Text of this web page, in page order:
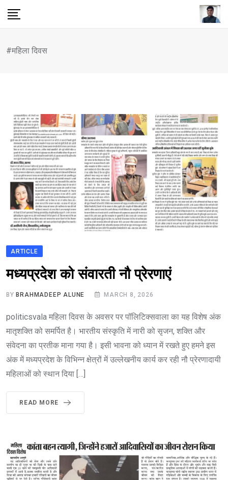
#महिला दिवस
ARTICLE
मध्यप्रदेश को संवारती नौ प्रेरणाएं
BYBRAHMADEEP ALUNE MARCH 8, 2026
politicsvala महिला दिवस के अवसर पर पॉलिटिक्सवाला का यह विशेष अंक
मातृशक्ति को समर्पित है। भारतीय संस्कृति में नारी को सृजन, शक्ति और
संवेदना का प्रतीक माना गया है। इसी भावना को ध्यान में रखते हुए हमने इस
अंक में मध्यप्रदेश के विभिन्न क्षेत्रों में उल्लेखनीय कार्य कर रही नौ प्रेरणादायी
महिलाओं को स्थान दिया […]
READ MORE